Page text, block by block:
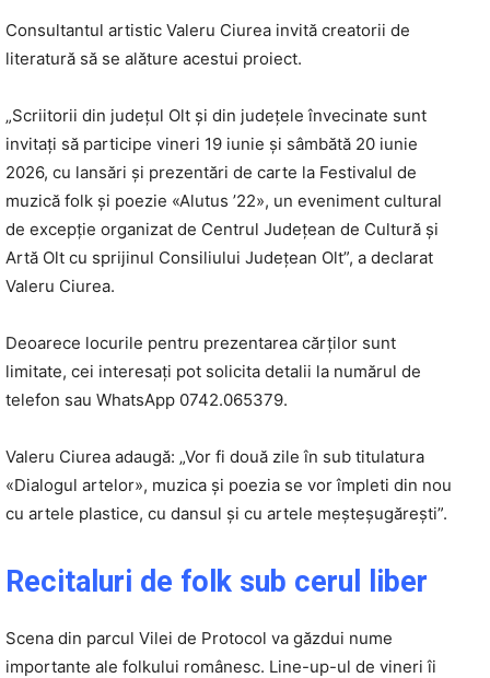
Consultantul artistic Valeru Ciurea invită creatorii de
literatură să se alăture acestui proiect.
„Scriitorii din județul Olt și din județele învecinate sunt
invitați să participe vineri 19 iunie și sâmbătă 20 iunie
2026, cu lansări și prezentări de carte la Festivalul de
muzică folk și poezie «Alutus ’22», un eveniment cultural
de excepție organizat de Centrul Județean de Cultură și
Artă Olt cu sprijinul Consiliului Județean Olt”, a declarat
Valeru Ciurea.
Deoarece locurile pentru prezentarea cărților sunt
limitate, cei interesați pot solicita detalii la numărul de
telefon sau WhatsApp 0742.065379.
Valeru Ciurea adaugă: „Vor fi două zile în sub titulatura
«Dialogul artelor», muzica și poezia se vor împleti din nou
cu artele plastice, cu dansul și cu artele meșteșugărești”.
Recitaluri de folk sub cerul liber
Scena din parcul Vilei de Protocol va găzdui nume
importante ale folkului românesc. Line-up-ul de vineri îi